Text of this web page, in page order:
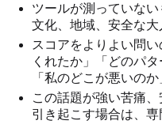
ツールが測っていない
文化、地域、安全な大
スコアをよりよい問
くれたか」「どのパ
「私のどこが悪いの
この話題が強い苦痛
引き起こす場合は、専